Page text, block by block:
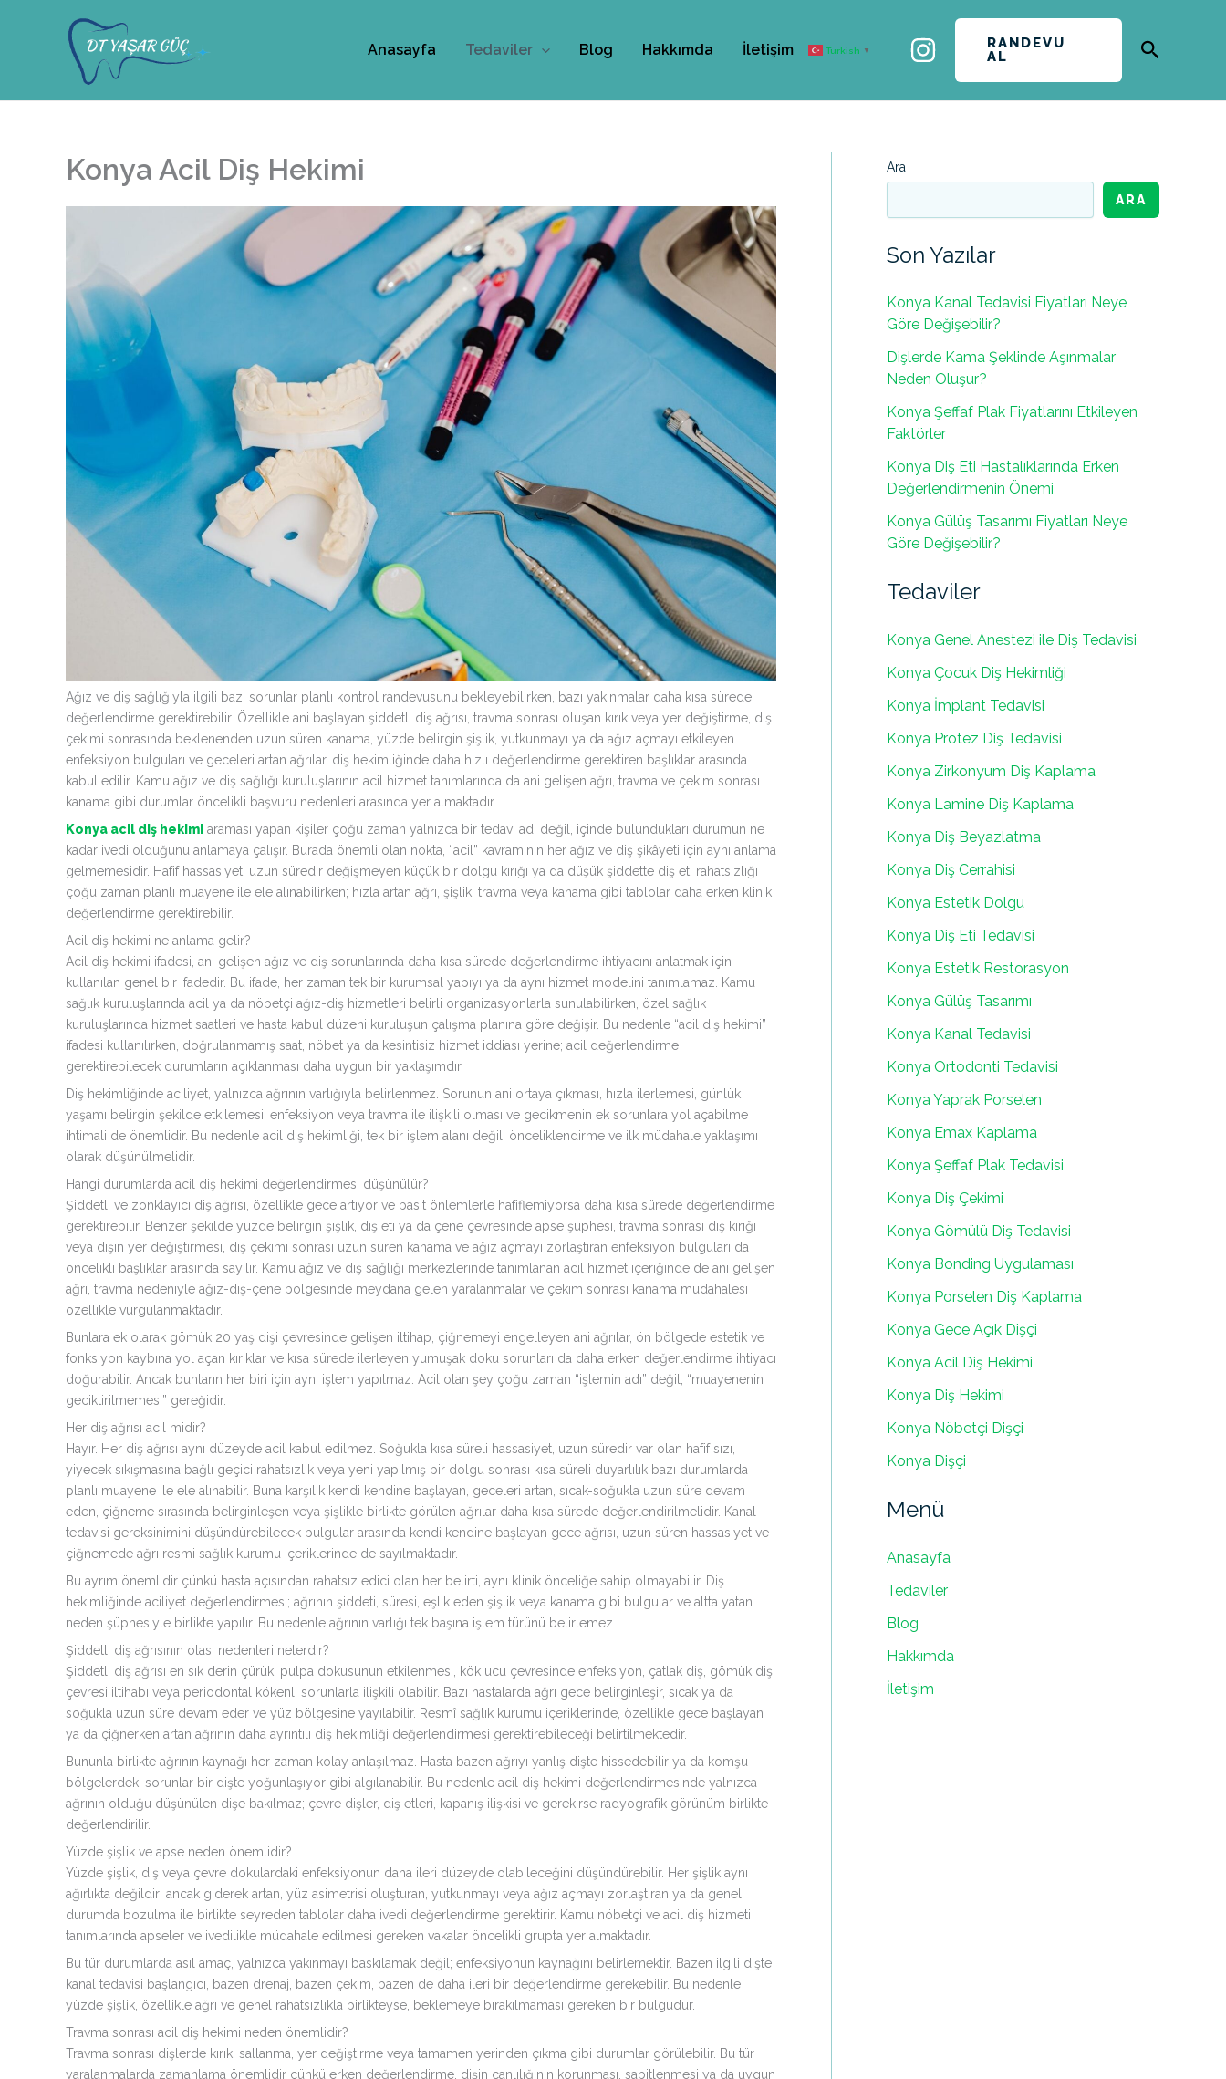
Anasayfa Tedaviler Blog Hakkımda İletişim Turkish ▼
RANDEVU
AL
Arama
Konya Acil Diş Hekimi
Ağız ve diş sağlığıyla ilgili bazı sorunlar planlı kontrol randevusunu bekleyebilirken, bazı yakınmalar daha kısa sürede
değerlendirme gerektirebilir. Özellikle ani başlayan şiddetli diş ağrısı, travma sonrası oluşan kırık veya yer değiştirme, diş
çekimi sonrasında beklenenden uzun süren kanama, yüzde belirgin şişlik, yutkunmayı ya da ağız açmayı etkileyen
enfeksiyon bulguları ve geceleri artan ağrılar, diş hekimliğinde daha hızlı değerlendirme gerektiren başlıklar arasında
kabul edilir. Kamu ağız ve diş sağlığı kuruluşlarının acil hizmet tanımlarında da ani gelişen ağrı, travma ve çekim sonrası
kanama gibi durumlar öncelikli başvuru nedenleri arasında yer almaktadır.
Konya acil diş hekimi araması yapan kişiler çoğu zaman yalnızca bir tedavi adı değil, içinde bulundukları durumun ne
kadar ivedi olduğunu anlamaya çalışır. Burada önemli olan nokta, “acil” kavramının her ağız ve diş şikâyeti için aynı anlama
gelmemesidir. Hafif hassasiyet, uzun süredir değişmeyen küçük bir dolgu kırığı ya da düşük şiddette diş eti rahatsızlığı
çoğu zaman planlı muayene ile ele alınabilirken; hızla artan ağrı, şişlik, travma veya kanama gibi tablolar daha erken klinik
değerlendirme gerektirebilir.
Acil diş hekimi ne anlama gelir?
Acil diş hekimi ifadesi, ani gelişen ağız ve diş sorunlarında daha kısa sürede değerlendirme ihtiyacını anlatmak için
kullanılan genel bir ifadedir. Bu ifade, her zaman tek bir kurumsal yapıyı ya da aynı hizmet modelini tanımlamaz. Kamu
sağlık kuruluşlarında acil ya da nöbetçi ağız-diş hizmetleri belirli organizasyonlarla sunulabilirken, özel sağlık
kuruluşlarında hizmet saatleri ve hasta kabul düzeni kuruluşun çalışma planına göre değişir. Bu nedenle “acil diş hekimi”
ifadesi kullanılırken, doğrulanmamış saat, nöbet ya da kesintisiz hizmet iddiası yerine; acil değerlendirme
gerektirebilecek durumların açıklanması daha uygun bir yaklaşımdır.
Diş hekimliğinde aciliyet, yalnızca ağrının varlığıyla belirlenmez. Sorunun ani ortaya çıkması, hızla ilerlemesi, günlük
yaşamı belirgin şekilde etkilemesi, enfeksiyon veya travma ile ilişkili olması ve gecikmenin ek sorunlara yol açabilme
ihtimali de önemlidir. Bu nedenle acil diş hekimliği, tek bir işlem alanı değil; önceliklendirme ve ilk müdahale yaklaşımı
olarak düşünülmelidir.
Hangi durumlarda acil diş hekimi değerlendirmesi düşünülür?
Şiddetli ve zonklayıcı diş ağrısı, özellikle gece artıyor ve basit önlemlerle hafiflemiyorsa daha kısa sürede değerlendirme
gerektirebilir. Benzer şekilde yüzde belirgin şişlik, diş eti ya da çene çevresinde apse şüphesi, travma sonrası diş kırığı
veya dişin yer değiştirmesi, diş çekimi sonrası uzun süren kanama ve ağız açmayı zorlaştıran enfeksiyon bulguları da
öncelikli başlıklar arasında sayılır. Kamu ağız ve diş sağlığı merkezlerinde tanımlanan acil hizmet içeriğinde de ani gelişen
ağrı, travma nedeniyle ağız-diş-çene bölgesinde meydana gelen yaralanmalar ve çekim sonrası kanama müdahalesi
özellikle vurgulanmaktadır.
Bunlara ek olarak gömük 20 yaş dişi çevresinde gelişen iltihap, çiğnemeyi engelleyen ani ağrılar, ön bölgede estetik ve
fonksiyon kaybına yol açan kırıklar ve kısa sürede ilerleyen yumuşak doku sorunları da daha erken değerlendirme ihtiyacı
doğurabilir. Ancak bunların her biri için aynı işlem yapılmaz. Acil olan şey çoğu zaman “işlemin adı” değil, “muayenenin
geciktirilmemesi” gereğidir.
Her diş ağrısı acil midir?
Hayır. Her diş ağrısı aynı düzeyde acil kabul edilmez. Soğukla kısa süreli hassasiyet, uzun süredir var olan hafif sızı,
yiyecek sıkışmasına bağlı geçici rahatsızlık veya yeni yapılmış bir dolgu sonrası kısa süreli duyarlılık bazı durumlarda
planlı muayene ile ele alınabilir. Buna karşılık kendi kendine başlayan, geceleri artan, sıcak-soğukla uzun süre devam
eden, çiğneme sırasında belirginleşen veya şişlikle birlikte görülen ağrılar daha kısa sürede değerlendirilmelidir. Kanal
tedavisi gereksinimini düşündürebilecek bulgular arasında kendi kendine başlayan gece ağrısı, uzun süren hassasiyet ve
çiğnemede ağrı resmi sağlık kurumu içeriklerinde de sayılmaktadır.
Bu ayrım önemlidir çünkü hasta açısından rahatsız edici olan her belirti, aynı klinik önceliğe sahip olmayabilir. Diş
hekimliğinde aciliyet değerlendirmesi; ağrının şiddeti, süresi, eşlik eden şişlik veya kanama gibi bulgular ve altta yatan
neden şüphesiyle birlikte yapılır. Bu nedenle ağrının varlığı tek başına işlem türünü belirlemez.
Şiddetli diş ağrısının olası nedenleri nelerdir?
Şiddetli diş ağrısı en sık derin çürük, pulpa dokusunun etkilenmesi, kök ucu çevresinde enfeksiyon, çatlak diş, gömük diş
çevresi iltihabı veya periodontal kökenli sorunlarla ilişkili olabilir. Bazı hastalarda ağrı gece belirginleşir, sıcak ya da
soğukla uzun süre devam eder ve yüz bölgesine yayılabilir. Resmî sağlık kurumu içeriklerinde, özellikle gece başlayan
ya da çiğnerken artan ağrının daha ayrıntılı diş hekimliği değerlendirmesi gerektirebileceği belirtilmektedir.
Bununla birlikte ağrının kaynağı her zaman kolay anlaşılmaz. Hasta bazen ağrıyı yanlış dişte hissedebilir ya da komşu
bölgelerdeki sorunlar bir dişte yoğunlaşıyor gibi algılanabilir. Bu nedenle acil diş hekimi değerlendirmesinde yalnızca
ağrının olduğu düşünülen dişe bakılmaz; çevre dişler, diş etleri, kapanış ilişkisi ve gerekirse radyografik görünüm birlikte
değerlendirilir.
Yüzde şişlik ve apse neden önemlidir?
Yüzde şişlik, diş veya çevre dokulardaki enfeksiyonun daha ileri düzeyde olabileceğini düşündürebilir. Her şişlik aynı
ağırlıkta değildir; ancak giderek artan, yüz asimetrisi oluşturan, yutkunmayı veya ağız açmayı zorlaştıran ya da genel
durumda bozulma ile birlikte seyreden tablolar daha ivedi değerlendirme gerektirir. Kamu nöbetçi ve acil diş hizmeti
tanımlarında apseler ve ivedilikle müdahale edilmesi gereken vakalar öncelikli grupta yer almaktadır.
Bu tür durumlarda asıl amaç, yalnızca yakınmayı baskılamak değil; enfeksiyonun kaynağını belirlemektir. Bazen ilgili dişte
kanal tedavisi başlangıcı, bazen drenaj, bazen çekim, bazen de daha ileri bir değerlendirme gerekebilir. Bu nedenle
yüzde şişlik, özellikle ağrı ve genel rahatsızlıkla birlikteyse, beklemeye bırakılmaması gereken bir bulgudur.
Travma sonrası acil diş hekimi neden önemlidir?
Travma sonrası dişlerde kırık, sallanma, yer değiştirme veya tamamen yerinden çıkma gibi durumlar görülebilir. Bu tür
yaralanmalarda zamanlama önemlidir çünkü erken değerlendirme, dişin canlılığının korunması, sabitlenmesi ya da uygun
Ara
ARA
Son Yazılar
Konya Kanal Tedavisi Fiyatları Neye
Göre Değişebilir?
Dişlerde Kama Şeklinde Aşınmalar
Neden Oluşur?
Konya Şeffaf Plak Fiyatlarını Etkileyen
Faktörler
Konya Diş Eti Hastalıklarında Erken
Değerlendirmenin Önemi
Konya Gülüş Tasarımı Fiyatları Neye
Göre Değişebilir?
Tedaviler
Konya Genel Anestezi ile Diş Tedavisi
Konya Çocuk Diş Hekimliği
Konya İmplant Tedavisi
Konya Protez Diş Tedavisi
Konya Zirkonyum Diş Kaplama
Konya Lamine Diş Kaplama
Konya Diş Beyazlatma
Konya Diş Cerrahisi
Konya Estetik Dolgu
Konya Diş Eti Tedavisi
Konya Estetik Restorasyon
Konya Gülüş Tasarımı
Konya Kanal Tedavisi
Konya Ortodonti Tedavisi
Konya Yaprak Porselen
Konya Emax Kaplama
Konya Şeffaf Plak Tedavisi
Konya Diş Çekimi
Konya Gömülü Diş Tedavisi
Konya Bonding Uygulaması
Konya Porselen Diş Kaplama
Konya Gece Açık Dişçi
Konya Acil Diş Hekimi
Konya Diş Hekimi
Konya Nöbetçi Dişçi
Konya Dişçi
Menü
Anasayfa
Tedaviler
Blog
Hakkımda
İletişim